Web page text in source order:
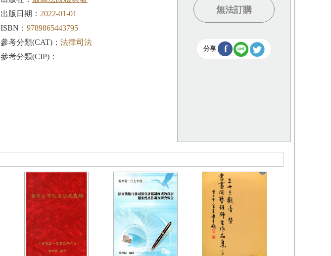
出版日期： 2022-01-01
ISBN： 9789865443795
參考分類(CAT)： 法律司法
參考分類(CIP)：
無法訂購
分享 f